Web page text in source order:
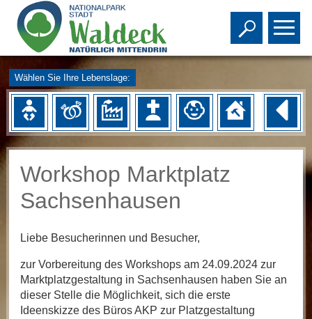
Toggle
Wählen Sie Ihre Lebenslage:
Workshop Marktplatz
Sachsenhausen
Liebe Besucherinnen und Besucher,
zur Vorbereitung des Workshops am 24.09.2024 zur
Marktplatzgestaltung in Sachsenhausen haben Sie an
dieser Stelle die Möglichkeit, sich die erste
Ideenskizze des Büros AKP zur Platzgestaltung